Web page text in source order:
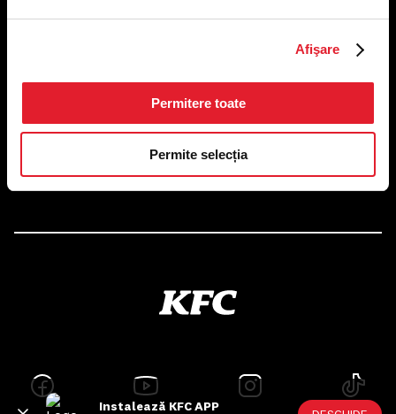
Afişare
Permitere toate
Permite selecția
Instalează KFC APP
RO6645790, J40/24660/1994, Rev. Caen (2) 5610 -
Adresă sediu: Bucureşti Sectorul 1, Calea Dorobanţilor, Nr.